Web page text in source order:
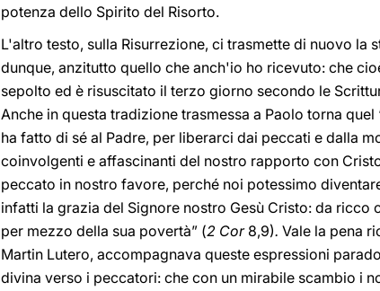
potenza dello Spirito del Risorto.
L'altro testo, sulla Risurrezione, ci trasmette di nuovo la
dunque, anzitutto quello che anch'io ho ricevuto: che
sepolto ed è risuscitato il terzo giorno secondo le
Anche in questa tradizione trasmessa a Paolo torna
ha fatto di sé al Padre, per liberarci dai peccati e dalla
coinvolgenti e affascinanti del nostro rapporto con
peccato in nostro favore, perché noi potessimo
infatti la grazia del Signore nostro Gesù Cristo: da
per mezzo della sua povertà” (2 Cor8,9). Vale la pena
Martin Lutero, accompagnava queste espressioni
divina verso i peccatori: che con un mirabile scambio i